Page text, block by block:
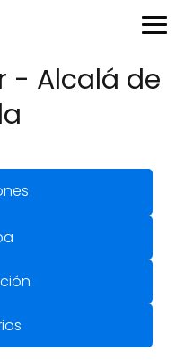
- Alcalá de